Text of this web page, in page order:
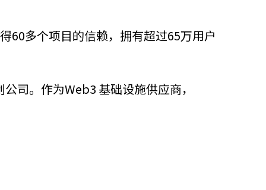
语文内容 招聘
60多个项目的信赖，拥有超过65万用户
司。作为Web3 基础设施供应商，